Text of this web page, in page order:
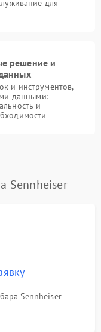
для
решение и
и инструментов,
данными:
и
Sennheiser
Sennheiser